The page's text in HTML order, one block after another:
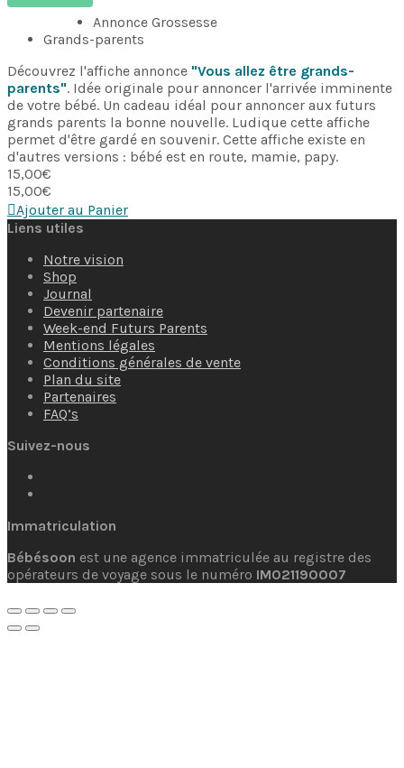
Annonce Grossesse
Grands-parents
Découvrez l'affiche annonce "Vous allez être grands-
parents". Idée originale pour annoncer l'arrivée imminente
de votre bébé. Un cadeau idéal pour annoncer aux futurs
grands parents la bonne nouvelle. Ludique cette affiche
permet d'être gardé en souvenir. Cette affiche existe en
d'autres versions : bébé est en route, mamie, papy.
15,00€
15,00€
Ajouter au Panier
Liens utiles
Notre vision
Shop
Journal
Devenir partenaire
Week-end Futurs Parents
Mentions légales
Conditions générales de vente
Plan du site
Partenaires
FAQ’s
Suivez-nous
Immatriculation
Bébésoon est une agence immatriculée au registre des
opérateurs de voyage sous le numéro IM021190007